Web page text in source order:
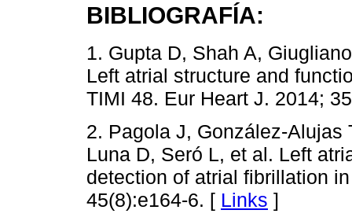
BIBLIOGRAFÍA:
1. Gupta D, Shah A,
Left atrial structure and
TIMI 48. Eur Heart J. 2014;
2. Pagola J, González-Alujas
Luna D, Seró L, et al. Left
detection of atrial fibrillation
45(8):e164-6. [ Links ]